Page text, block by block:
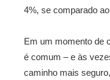
4%, se comparado
Em um momento de
é comum – e às
caminho mais